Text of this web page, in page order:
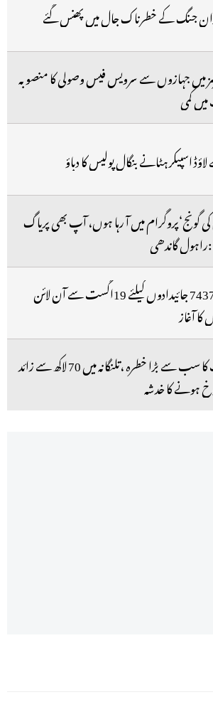
جنگ کے خطرناک جال میں پھنس گئے
میں جہازوں سے سرویس فیس وصولی کا منصوبہ
کمی
اسپیکر ہٹانے بنگال پولیس کا دباؤ
گونج‘پروگرام میں آ رہا ہوں، آپ بھی پریاگ
گاندھی
پولیس کی 7437 جائیدادوں کیلئے 19اگست سے آن لائن
آغاز
ووٹر لسٹ کا سب سے بڑا خطرہ ،تلنگانہ میں 70 لاکھ سے زائد
ہونے کا خدشہ